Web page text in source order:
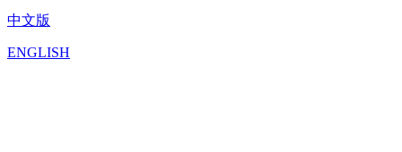
中文版
ENGLISH